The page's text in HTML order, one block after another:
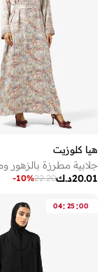
هيا كلوزيت
د.ك20.01
22.20
-10%
04: 25:00